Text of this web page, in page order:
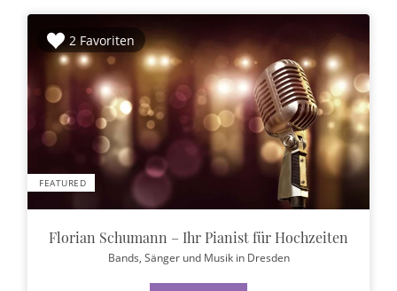
2 Favoriten
FEATURED
Florian Schumann – Ihr Pianist für Hochzeiten
Bands, Sänger und Musik in Dresden